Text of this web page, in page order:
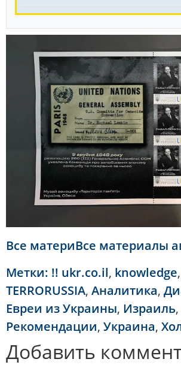
Все материВсе материалы
Метки: !! ukr.co.il, knowledge,
TERRORUSSIA, Аналитика,
Евреи из Украины, Израиль,
Рекомендации, Украина,
Добавить